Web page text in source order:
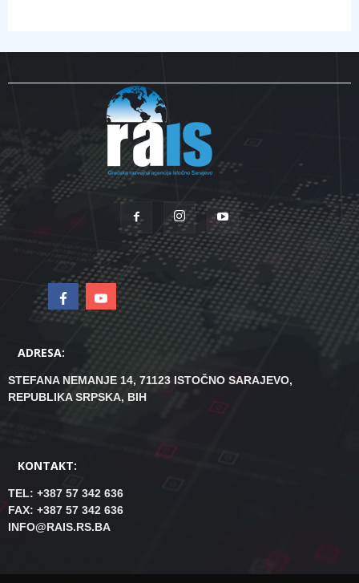
ADRESA:
STEFANA NEMANJE 14, 71123 ISTOČNO SARAJEVO,
REPUBLIKA SRPSKA, BIH
KONTAKT:
TEL: +387 57 342 636
FAX: +387 57 342 636
INFO@RAIS.RS.BA